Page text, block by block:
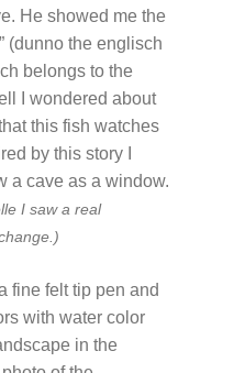
He showed me the
(dunno the englisch
belongs to the
I wondered about
this fish watches
by this story I
a cave as a window.
I saw a real
fine felt tip pen and
with water color
in the